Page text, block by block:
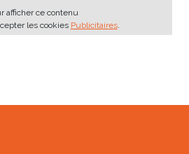
afficher ce contenu
les cookies Publicitaires.